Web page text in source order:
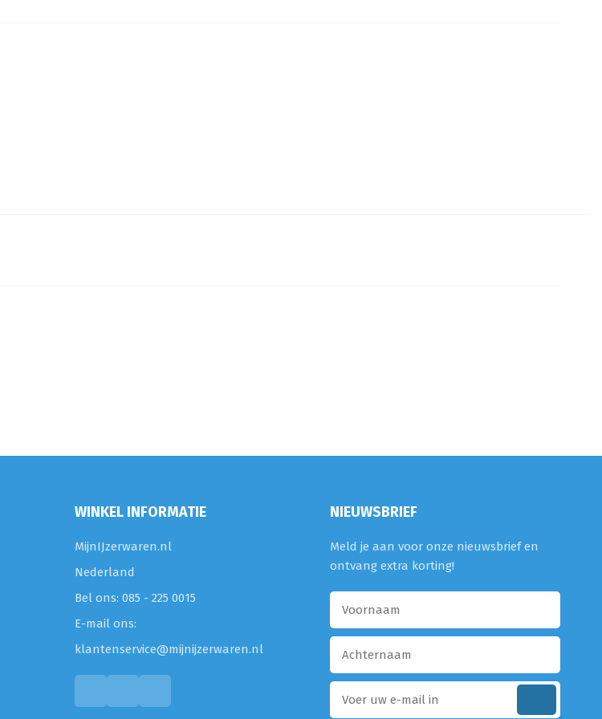
WINKEL INFORMATIE
MijnIJzerwaren.nl
Nederland
Bel ons: 085 - 225 0015
E-mail ons:
klantenservice@mijnijzerwaren.nl
NIEUWSBRIEF
Meld je aan voor onze nieuwsbrief en
ontvang extra korting!